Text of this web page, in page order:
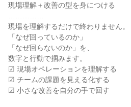
現場理解＋改善の型を身につける
現場を理解するだけで終わりません。
「なぜ回っているのか」
「なぜ回らないのか」を、
数字と行動で掴みます。
☑ 現場オペレーションを理解する
☑ チームの課題を見える化する
☑ 小さな改善を自分の手で回す